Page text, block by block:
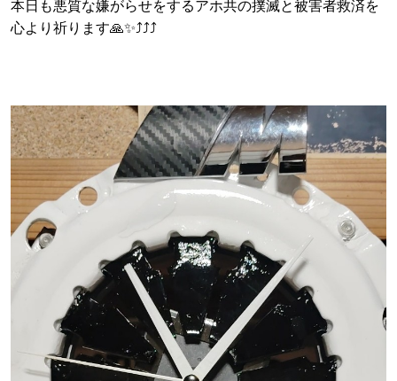
本日も悪質な嫌がらせをするアホ共の撲滅と被害者救済を
心より祈ります🙏✨⤴⤴⤴